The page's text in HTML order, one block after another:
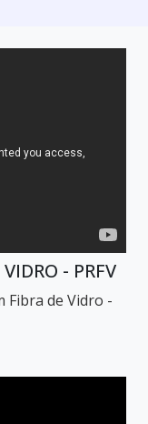
- PRFV
Fibra de Vidro -